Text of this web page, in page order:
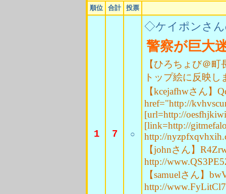
順位 合計 投票
1 7 ○
◇ケイポンさん
警察が巨大
【ひろちょび＠
トップ絵に反映し
【kcejafhwさん】
href="http://
[url=http://
[link=http://
http://
【johnさん】
http://
【samuelさん】
http://